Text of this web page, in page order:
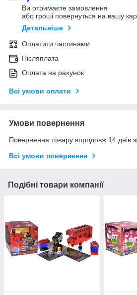
Ви отримаєте замовлення
або гроші повернуться на вашу
Детальніше
Оплатити частинами
Післяплата
Оплата на рахунок
Всі умови оплати
Умови повернення
Повернення товару впродовж 14 днів
Всі умови повернення
Подібні товари компанії